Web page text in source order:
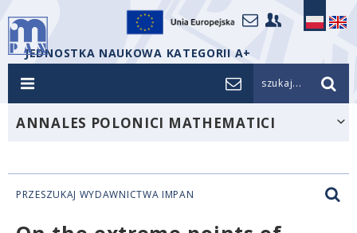
JEDNOSTKA NAUKOWA KATEGORII A+
szukaj...
ANNALES POLONICI MATHEMATICI
PRZESZUKAJ WYDAWNICTWA IMPAN